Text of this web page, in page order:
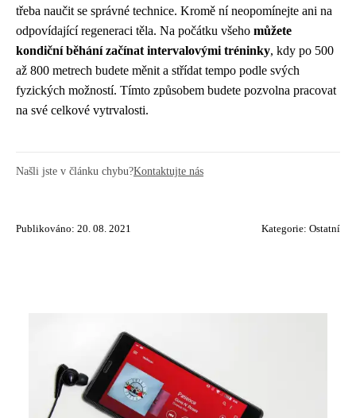
třeba naučit se správné technice. Kromě ní neopomínejte ani na
odpovídající regeneraci těla. Na počátku všeho můžete
kondiční běhání začínat intervalovými tréninky, kdy po 500
až 800 metrech budete měnit a střídat tempo podle svých
fyzických možností. Tímto způsobem budete pozvolna pracovat
na své celkové vytrvalosti.
Našli jste v článku chybu?Kontaktujte nás
Publikováno: 20. 08. 2021 Kategorie: Ostatní